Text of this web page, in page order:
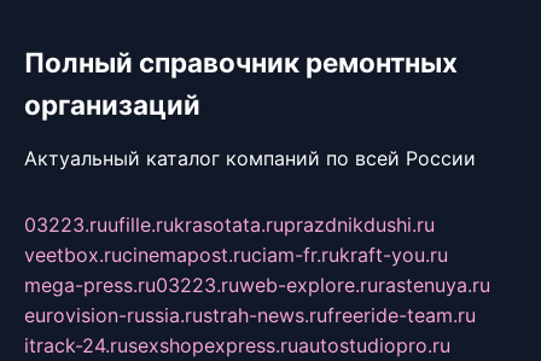
Полный справочник ремонтных
организаций
Актуальный каталог компаний по всей России
03223.ruufille.rukrasotata.ruprazdnikdushi.ru
veetbox.rucinemapost.ruciam-fr.rukraft-you.ru
mega-press.ru03223.ruweb-explore.rurastenuya.ru
eurovision-russia.rustrah-news.rufreeride-team.ru
itrack-24.rusexshopexpress.ruautostudiopro.ru